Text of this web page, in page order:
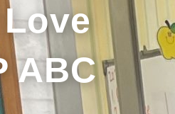
ABC